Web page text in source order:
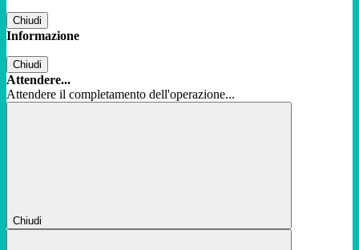
Chiudi
Informazione
Chiudi
Attendere...
Attendere il completamento dell'operazione...
Chiudi